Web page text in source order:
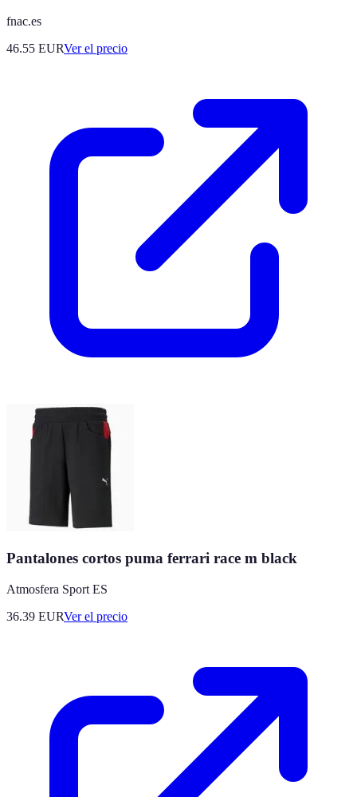
fnac.es
46.55 EURVer el precio
Pantalones cortos puma ferrari race m black
Atmosfera Sport ES
36.39 EURVer el precio